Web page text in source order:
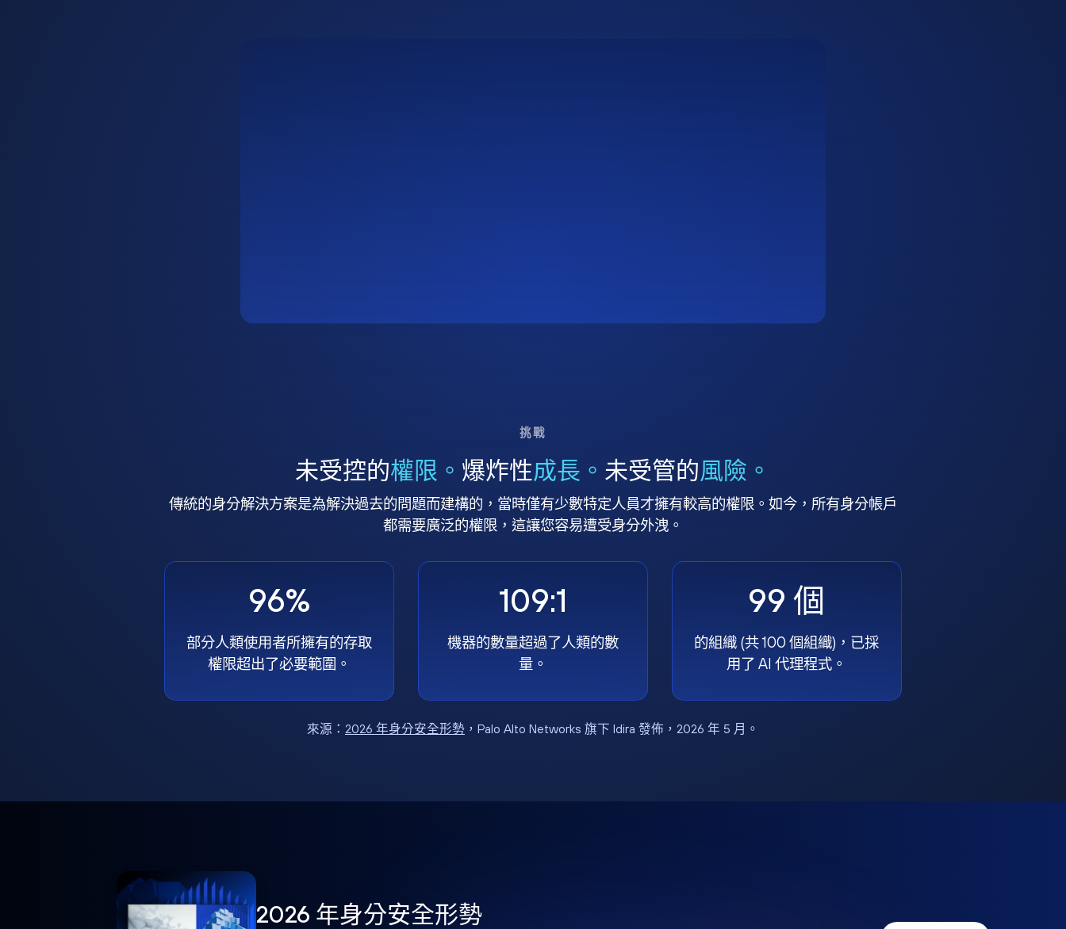
挑戰
未受控的權限。 爆炸性成長。 未受管的風險。
傳統的身分解決方案是為解決過去的問題而建構的，當時僅有少數特定人員才擁有較高的權限。如今，所有身分帳戶
都需要廣泛的權限，這讓您容易遭受身分外洩。
96%
部分人類使用者所擁有的存取
權限超出了必要範圍。
109:1
機器的數量超過了人類的數
量。
99 個
的組織 (共 100 個組織)，已採
用了 AI 代理程式。
來源： 2026 年身分安全形勢，Palo Alto Networks 旗下 Idira 發佈，2026 年 5 月。
2026 年身分安全形勢